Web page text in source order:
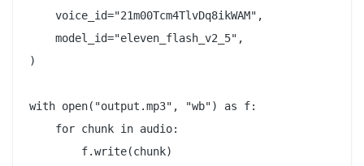
    voice_id="21m00Tcm4TlvDq8ikWAM",
    model_id="eleven_flash_v2_5",
)
with open("output.mp3", "wb") as f:
    for chunk in audio:
        f.write(chunk)